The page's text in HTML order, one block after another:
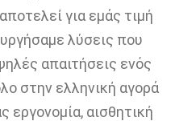
για εμάς τιμή
λύσεις που
απαιτήσεις ενός
στην ελληνική αγορά
εργονομία, αισθητική